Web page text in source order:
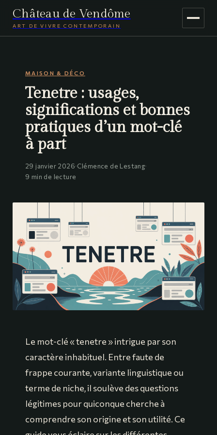
Château de Vendôme
ART DE VIVRE CONTEMPORAIN
JARDINAGE
VOYAGE
MAISON & DÉCO
Tenetre : usages,
significations et bonnes
pratiques d’un mot-clé
à part
29 janvier 2026·Clémence de Lestang·
9 min de lecture
Le mot-clé « tenetre » intrigue par son
caractère inhabituel. Entre faute de
frappe courante, variante linguistique ou
terme de niche, il soulève des questions
légitimes pour quiconque cherche à
comprendre son origine et son utilité. Ce